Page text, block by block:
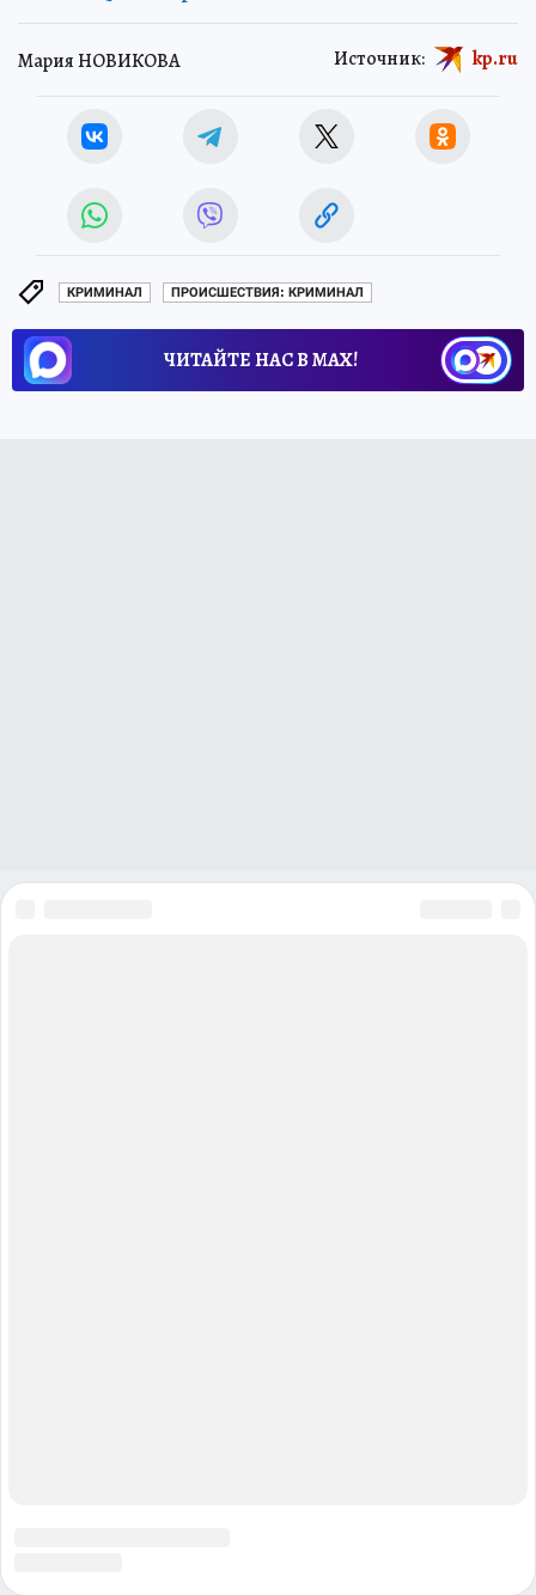
Мария НОВИКОВА Источник: kp.ru
КРИМИНАЛ ПРОИСШЕСТВИЯ: КРИМИНАЛ
ЧИТАЙТЕ НАС В МАХ!